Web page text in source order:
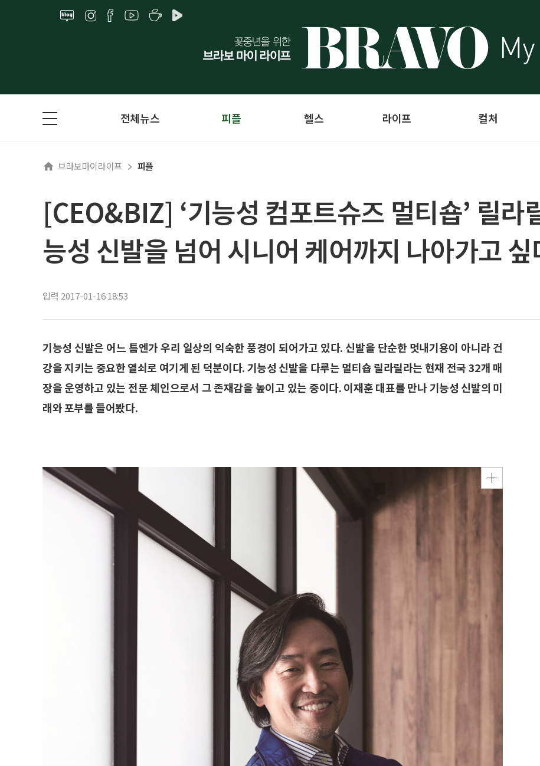
전체뉴스 피플 헬스 라이프 컬처
브라보마이라이프 피플
[CEO&BIZ] ‘기능성 컴포트슈즈 멀티숍’ 릴라
능성 신발을 넘어 시니어 케어까지 나아가고
입력 2017-01-16 18:53
기능성 신발은 어느 틈엔가 우리 일상의 익숙한 풍경이 되어가고 있다. 신발을 단순한 멋내기용이 아니라 건
강을 지키는 중요한 열쇠로 여기게 된 덕분이다. 기능성 신발을 다루는 멀티숍 릴라릴라는 현재 전국 32개 매
장을 운영하고 있는 전문 체인으로서 그 존재감을 높이고 있는 중이다. 이재훈 대표를 만나 기능성 신발의 미
래와 포부를 들어봤다.